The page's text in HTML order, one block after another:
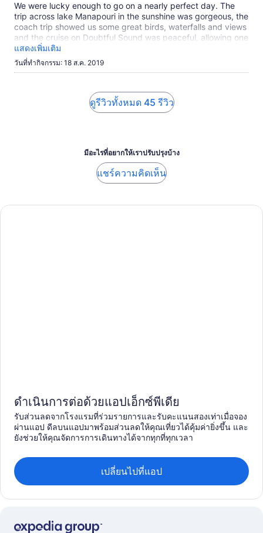
We were lucky enough to go on a nearly perfect day. The
trip across lake Manapouri in the sunshine was gorgeous, the
coach trip showed us some great birds, waterfalls and views
and the cruise on Doubtful Sound was peaceful, allowing one
to experience how far away from everything you are. We had
a very brief shower and some cloud cover but otherwise
have comfy seats and huge glass windows. It is a long day
and not cheap, however it is worth it.
แสดงเพิ่มเติม
วันที่ทำกิจกรรม: 18 ส.ค. 2019
ดูรีวิวทั้งหมด 45 รีวิว
มีอะไรที่อยากให้เราปรับปรุงบ้าง
แชร์ความคิดเห็น
ดำเนินการต่อด้วยแอปเอ็กซ์พีเดีย
รับส่วนลดจากโรงแรมที่ร่วมรายการและรับคะแนนสองเท่าเมื่อจอง
ผ่านแอป ดีลบนแอปมาพร้อมส่วนลดให้คุณเที่ยวได้คุ้มค่ายิ่งขึ้น และ
ยังช่วยให้คุณจัดการการเดินทางได้จากทุกที่ทุกเวลา
เปลี่ยนไปที่แอป